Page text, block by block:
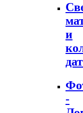
и
-